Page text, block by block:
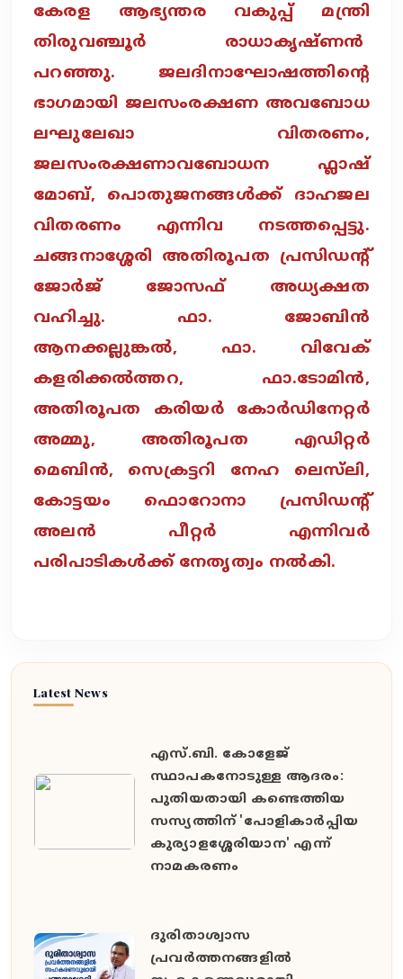
കേരള ആഭ്യന്തര വകുപ്പ് മന്ത്രി
തിരുവഞ്ചൂർ രാധാകൃഷ്ണൻ
പറഞ്ഞു. ജലദിനാഘോഷത്തിന്റെ
ഭാഗമായി ജലസംരക്ഷണ അവബോധ
ലഘുലേഖാ വിതരണം,
ജലസംരക്ഷണാവബോധന ഫ്ലാഷ്
മോബ്, പൊതുജനങ്ങൾക്ക് ദാഹജല
വിതരണം എന്നിവ നടത്തപ്പെട്ടു.
ചങ്ങനാശ്ശേരി അതിരൂപത പ്രസിഡന്റ്
ജോർജ് ജോസഫ് അധ്യക്ഷത
വഹിച്ചു. ഫാ. ജോബിൻ
ആനക്കല്ലുങ്കൽ, ഫാ. വിവേക്
കളരിക്കൽത്തറ, ഫാ.ടോമിൻ,
അതിരൂപത കരിയർ കോർഡിനേറ്റർ
അമ്മു, അതിരൂപത എഡിറ്റർ
മെബിൻ, സെക്രട്ടറി നേഹ ലെസ്‌ലി,
കോട്ടയം ഫൊറോനാ പ്രസിഡന്റ്
അലൻ പീറ്റർ എന്നിവർ
പരിപാടികൾക്ക് നേതൃത്വം നൽകി.
Latest News
എസ്.ബി. കോളേജ്
സ്ഥാപകനോടുള്ള ആദരം:
പുതിയതായി കണ്ടെത്തിയ
സസ്യത്തിന് 'പോളികാർപ്പിയ
കുര്യാളശ്ശേരിയാന' എന്ന്
നാമകരണം
ദുരിതാശ്വാസ
പ്രവർത്തനങ്ങളിൽ